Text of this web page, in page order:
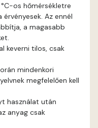
green E
D
yellow E
D
os hőmérsékletre
Az ennél
a magasabb
keverni tilos, csak
mindenkori
megfelelően kell
használat után
anyag csak